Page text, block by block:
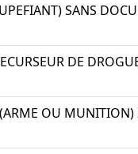
SANS
DE
OU